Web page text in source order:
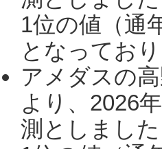
1位の値（通
となってお
アメダスの
より、2026
測としまし